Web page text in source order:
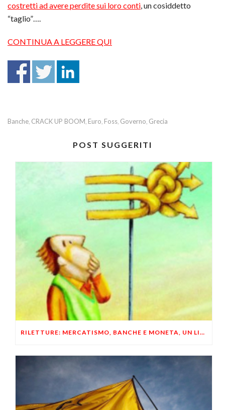
costretti ad avere perdite sui loro conti, un cosiddetto
“taglio”….
CONTINUA A LEGGERE QUI
Banche, CRACK UP BOOM, Euro, Foss, Governo, Grecia
POST SUGGERITI
RILETTURE: MERCATISMO, BANCHE E MONETA, UN LIBERTARIO RISPONDE A UN LIBERALE